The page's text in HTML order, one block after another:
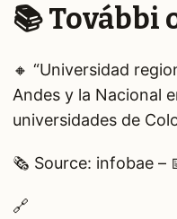
📚 További
🔸 “Universidad
Andes y la Nacional
universidades de
🗞️ Source: infobae –
🔗